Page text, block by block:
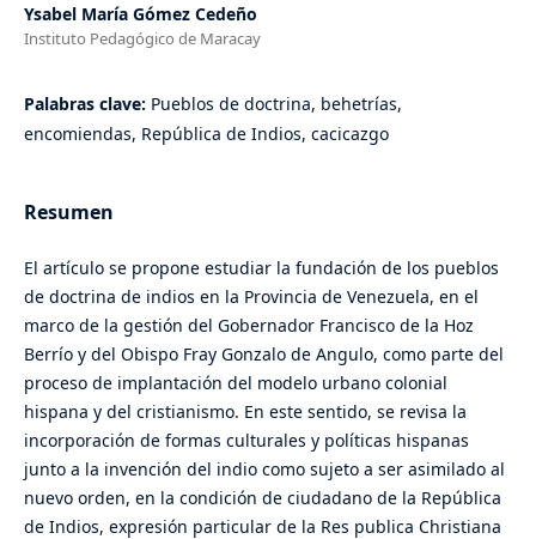
Ysabel María Gómez Cedeño
Instituto Pedagógico de Maracay
Palabras clave: Pueblos de doctrina, behetrías,
encomiendas, República de Indios, cacicazgo
Resumen
El artículo se propone estudiar la fundación de los pueblos
de doctrina de indios en la Provincia de Venezuela, en el
marco de la gestión del Gobernador Francisco de la Hoz
Berrío y del Obispo Fray Gonzalo de Angulo, como parte del
proceso de implantación del modelo urbano colonial
hispana y del cristianismo. En este sentido, se revisa la
incorporación de formas culturales y políticas hispanas
junto a la invención del indio como sujeto a ser asimilado al
nuevo orden, en la condición de ciudadano de la República
de Indios, expresión particular de la Res publica Christiana